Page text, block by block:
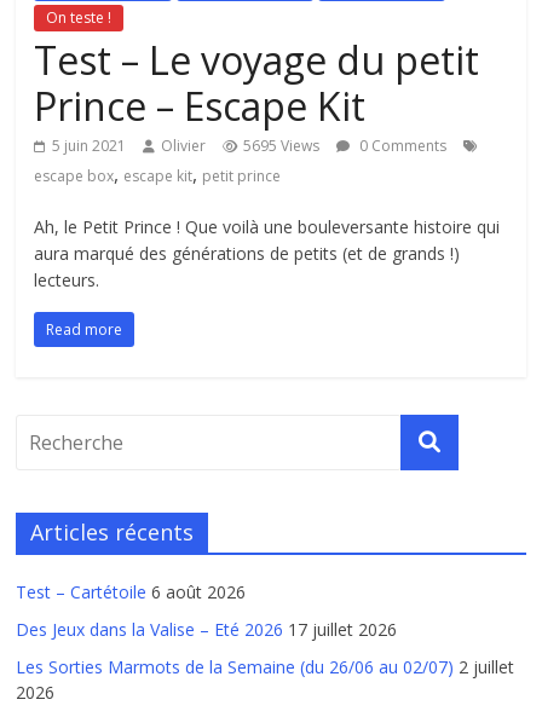
On teste !
Test – Le voyage du petit
Prince – Escape Kit
5 juin 2021 Olivier 5695 Views
0 Comments
escape box, escape kit, petit prince
Ah, le Petit Prince ! Que voilà une bouleversante histoire qui
aura marqué des générations de petits (et de grands !)
lecteurs.
Read more
Articles récents
Test – Cartétoile 6 août 2026
Des Jeux dans la Valise – Eté 2026 17 juillet 2026
Les Sorties Marmots de la Semaine (du 26/06 au 02/07) 2 juillet
2026